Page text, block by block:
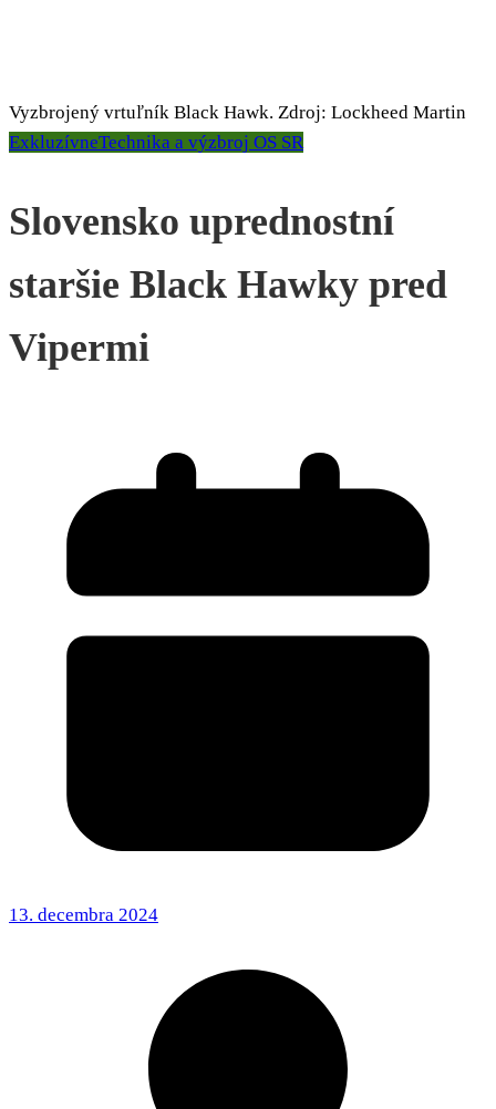
Vyzbrojený vrtuľník Black Hawk. Zdroj: Lockheed Martin
ExkluzívneTechnika a výzbroj OS SR
Slovensko uprednostní
staršie Black Hawky pred
Vipermi
13. decembra 2024